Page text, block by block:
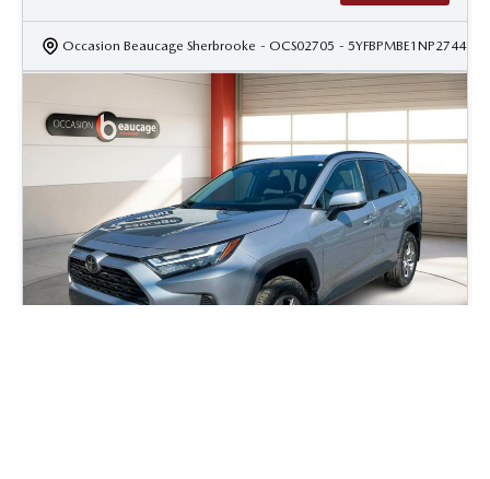
Occasion Beaucage Sherbrooke - OCS02705 - 5YFBPMBE1NP274437